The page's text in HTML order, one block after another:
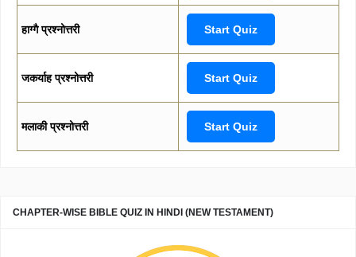
हाग्गै प्रश्नोत्तरी Start Quiz
जकर्याह प्रश्नोत्तरी Start Quiz
मलाकी प्रश्नोत्तरी Start Quiz
CHAPTER-WISE BIBLE QUIZ IN HINDI (NEW TESTAMENT)